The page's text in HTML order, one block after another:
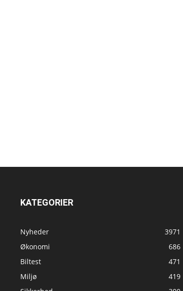
KATEGORIER
Nyheder
3971
Økonomi
686
Biltest
471
Miljø
419